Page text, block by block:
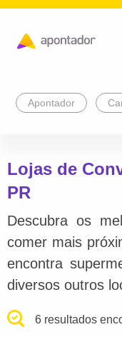
Apontador
Lojas de
PR
Descubra os
comer mais
encontra
diversos outros
6 resultados